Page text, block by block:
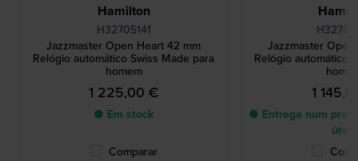
Hamilton
H32705141
Jazzmaster Open Heart 42 mm
Relógio automático Swiss Made para
homem
1 225,00 €
● Em stock
Comparar
Jazzmaster
Relógio automático
1
● Entrega num
úteis